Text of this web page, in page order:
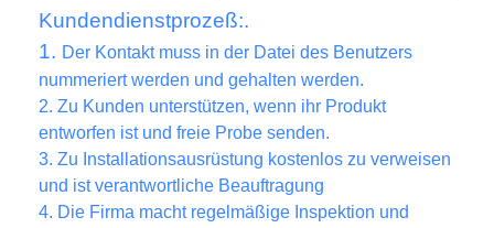
Kundendienstprozeß:.
1. Der Kontakt muss in der Datei des Benutzers
nummeriert werden und gehalten werden.
2.Zu Kunden unterstützen, wenn ihr Produkt
entworfen ist und freie Probe senden.
3.Zu Installationsausrüstung kostenlos zu verweisen
und ist verantwortliche Beauftragung
4. Die Firma macht regelmäßige Inspektion und